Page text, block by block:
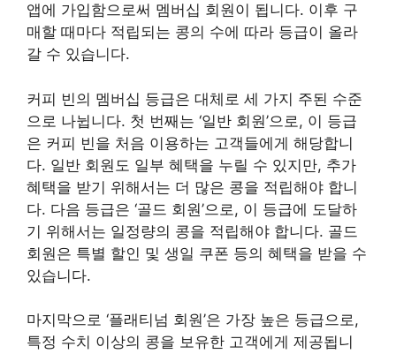
앱에 가입함으로써 멤버십 회원이 됩니다. 이후 구
매할 때마다 적립되는 콩의 수에 따라 등급이 올라
갈 수 있습니다.
커피 빈의 멤버십 등급은 대체로 세 가지 주된 수준
으로 나뉩니다. 첫 번째는 ‘일반 회원’으로, 이 등급
은 커피 빈을 처음 이용하는 고객들에게 해당합니
다. 일반 회원도 일부 혜택을 누릴 수 있지만, 추가
혜택을 받기 위해서는 더 많은 콩을 적립해야 합니
다. 다음 등급은 ‘골드 회원’으로, 이 등급에 도달하
기 위해서는 일정량의 콩을 적립해야 합니다. 골드
회원은 특별 할인 및 생일 쿠폰 등의 혜택을 받을 수
있습니다.
마지막으로 ‘플래티넘 회원’은 가장 높은 등급으로,
특정 수치 이상의 콩을 보유한 고객에게 제공됩니